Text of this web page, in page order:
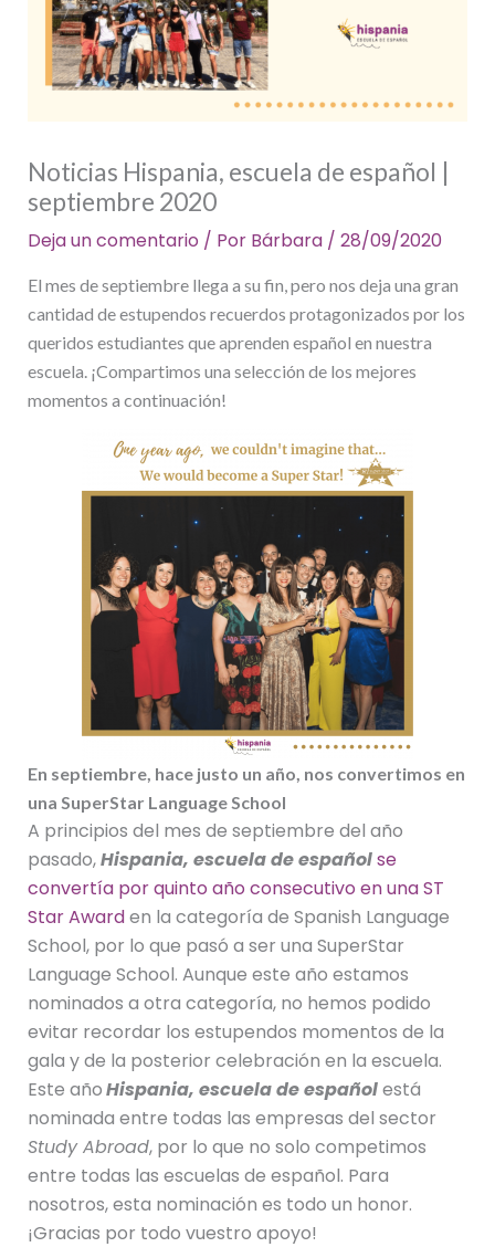
Noticias Hispania, escuela de español |
septiembre 2020
Deja un comentario / Por Bárbara / 28/09/2020
El mes de septiembre llega a su fin, pero nos deja una gran
cantidad de estupendos recuerdos protagonizados por los
queridos estudiantes que aprenden español en nuestra
escuela. ¡Compartimos una selección de los mejores
momentos a continuación!
En septiembre, hace justo un año, nos convertimos en
una SuperStar Language School
A principios del mes de septiembre del año
pasado,Hispania, escuela de españolse
convertía por quinto año consecutivo en una ST
Star Awarden la categoría de Spanish Language
School, por lo que pasó a ser una SuperStar
Language School. Aunque este año estamos
nominados a otra categoría, no hemos podido
evitar recordar los estupendos momentos de la
gala y de la posterior celebración en la escuela.
Este añoHispania, escuela de españolestá
nominada entre todas las empresas del sector
Study Abroad, por lo que no solo competimos
entre todas las escuelas de español. Para
nosotros, esta nominación es todo un honor.
¡Gracias por todo vuestro apoyo!